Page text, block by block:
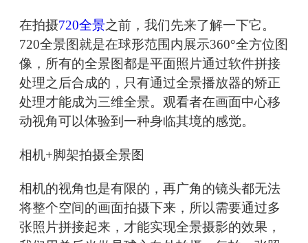
在拍摄720全景之前，我们先来了解一下它。
720全景图就是在球形范围内展示360°全方位图
像，所有的全景图都是平面照片通过软件拼接
处理之后合成的，只有通过全景播放器的矫正
处理才能成为三维全景。观看者在画面中心移
动视角可以体验到一种身临其境的感觉。
相机+脚架拍摄全景图
相机的视角也是有限的，再广角的镜头都无法
将整个空间的画面拍摄下来，所以需要通过多
张照片拼接起来，才能实现全景摄影的效果，